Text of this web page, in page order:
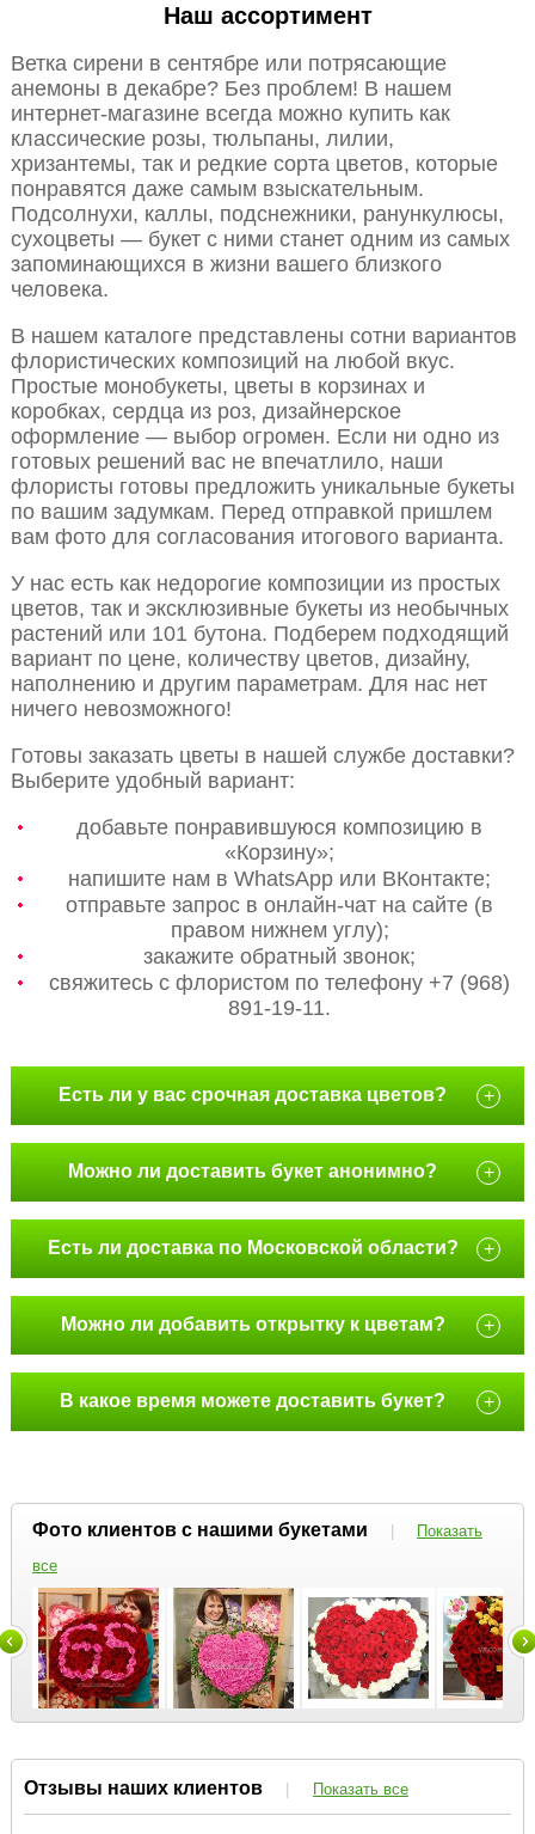
Наш ассортимент
Ветка сирени в сентябре или потрясающие
анемоны в декабре? Без проблем! В нашем
интернет-магазине всегда можно купить как
классические розы, тюльпаны, лилии,
хризантемы, так и редкие сорта цветов, которые
понравятся даже самым взыскательным.
Подсолнухи, каллы, подснежники, ранункулюсы,
сухоцветы — букет с ними станет одним из самых
запоминающихся в жизни вашего близкого
человека.
В нашем каталоге представлены сотни вариантов
флористических композиций на любой вкус.
Простые монобукеты, цветы в корзинах и
коробках, сердца из роз, дизайнерское
оформление — выбор огромен. Если ни одно из
готовых решений вас не впечатлило, наши
флористы готовы предложить уникальные букеты
по вашим задумкам. Перед отправкой пришлем
вам фото для согласования итогового варианта.
У нас есть как недорогие композиции из простых
цветов, так и эксклюзивные букеты из необычных
растений или 101 бутона. Подберем подходящий
вариант по цене, количеству цветов, дизайну,
наполнению и другим параметрам. Для нас нет
ничего невозможного!
Готовы заказать цветы в нашей службе доставки?
Выберите удобный вариант:
добавьте понравившуюся композицию в
«Корзину»;
напишите нам в WhatsApp или ВКонтакте;
отправьте запрос в онлайн-чат на сайте (в
правом нижнем углу);
закажите обратный звонок;
свяжитесь с флористом по телефону +7 (968)
891-19-11.
Есть ли у вас срочная доставка цветов? +
Можно ли доставить букет анонимно? +
Есть ли доставка по Московской области? +
Можно ли добавить открытку к цветам? +
В какое время можете доставить букет? +
Фото клиентов с нашими букетами |
Показать
все
Отзывы наших клиентов | Показать все